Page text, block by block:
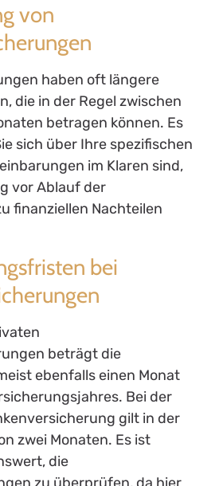
von
haben oft längere
die in der Regel zwischen
betragen können. Es
sich über Ihre spezifischen
im Klaren sind,
vor Ablauf der
finanziellen Nachteilen
bei
beträgt die
ebenfalls einen Monat
Bei der
gilt in der
zwei Monaten. Es ist
die